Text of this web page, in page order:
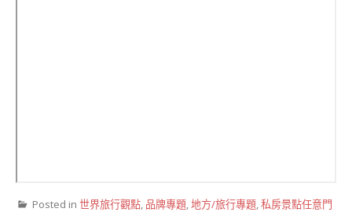
Posted in 世界旅行觀點, 品牌專題,地方/旅行專題,私房景點任意門